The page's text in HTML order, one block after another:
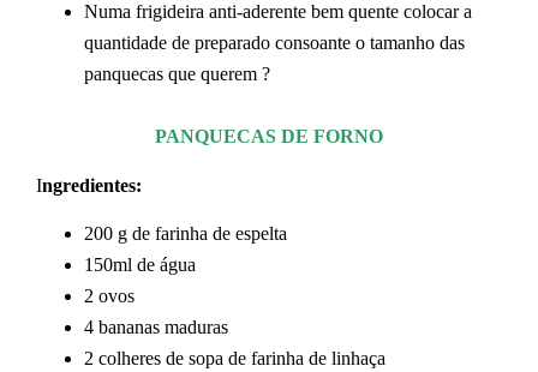
Numa frigideira anti-aderente bem quente colocar a
quantidade de preparado consoante o tamanho das
panquecas que querem ?
PANQUECAS DE FORNO
Ingredientes:
200 g de farinha de espelta
150ml de água
2 ovos
4 bananas maduras
2 colheres de sopa de farinha de linhaça